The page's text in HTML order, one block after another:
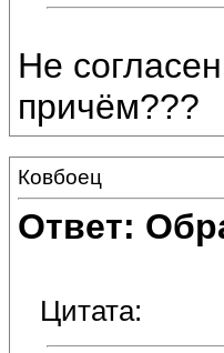
Не
причём???
Ковбоец
Ответ:
Цитата: